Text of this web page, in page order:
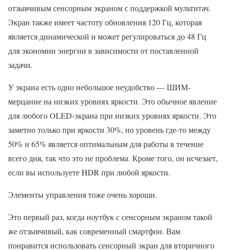
отзывчивым сенсорным экраном с поддержкой мультитач.
Экран также имеет частоту обновления 120 Гц, которая
является динамической и может регулироваться до 48 Гц
для экономии энергии в зависимости от поставленной
задачи.
У экрана есть одно небольшое неудобство — ШИМ-
мерцание на низких уровнях яркости. Это обычное явление
для любого OLED-экрана при низких уровнях яркости. Это
заметно только при яркости 30%, но уровень где-то между
50% и 65% является оптимальным для работы в течение
всего дня, так что это не проблема. Кроме того, он исчезает,
если вы используете HDR при любой яркости.
Элементы управления тоже очень хороши.
Это первый раз, когда ноутбук с сенсорным экраном такой
же отзывчивый, как современный смартфон. Вам
понравится использовать сенсорный экран для вторичного